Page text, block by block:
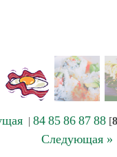
| 84 85 86 87 88[
Следующая »